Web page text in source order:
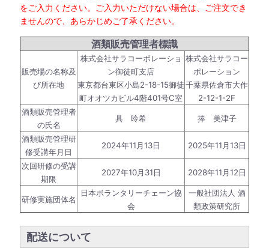
をご入力ください。ご入力いただけない場合は、ご注文でき
ませんので、あらかじめご了承ください。
酒類販売管理者標識
販売場の名称及
び所在地
株式会社サラコーポレーショ
ン御徒町支店
東京都台東区小島2-18-15御徒
町オオツカビル4階401号C室
株式会社サラコー
ポレーション
千葉県佐倉市大作
2-12-1-2F
酒類販売管理者
の氏名
具 昤希 捧 美津子
酒類販売管理研
修受講年月日
2024年11月13日 2025年11月13日
次回研修の受講
期限
2027年10月31日 2028年11月12日
研修実施団体名
日本ボランタリーチェーン協
会
一般社団法人 酒
類政策研究所
配送について